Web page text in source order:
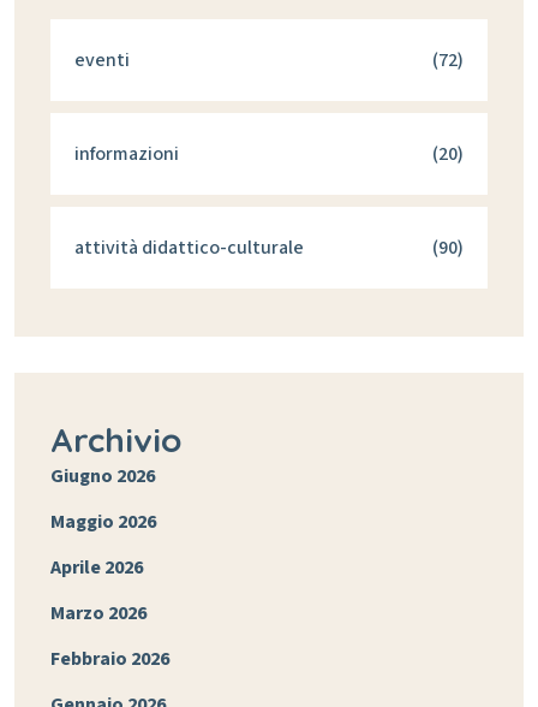
eventi (72)
informazioni (20)
attività didattico-culturale (90)
Archivio
Giugno 2026
Maggio 2026
Aprile 2026
Marzo 2026
Febbraio 2026